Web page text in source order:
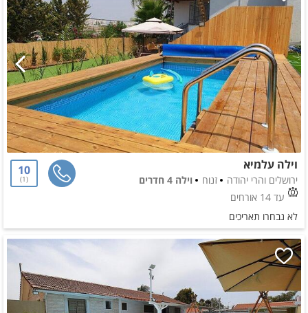
וילה עלמיא
ירושלים והרי יהודה זנוח
וילה 4 חדרים
עד 14 אורחים
10
1
לא נבחרו תאריכים